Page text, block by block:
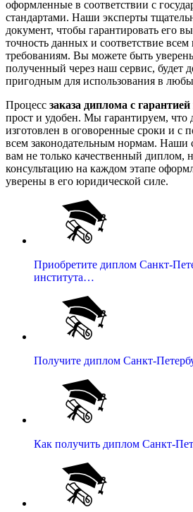
оформленные в соответствии с
стандартами. Наши эксперты
документ, чтобы гарантировать его
точность данных и соответствие
требованиям. Вы можете быть
полученный через наш сервис, будет
пригодным для использования в
Процесс заказа диплома с гарантией
прост и удобен. Мы гарантируем, что
изготовлен в оговоренные сроки и с
всем законодательным нормам. Наши
вам не только качественный диплом,
консультацию на каждом этапе
уверены в его юридической силе.
Приобретите диплом Санкт-
института…
Получите диплом Санкт-
Как получить диплом Санкт-